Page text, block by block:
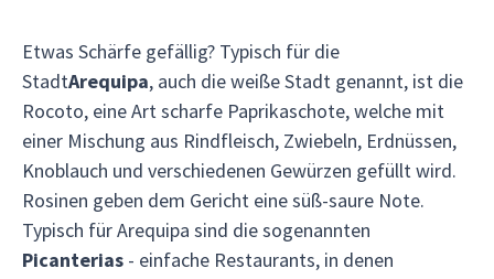
Etwas Schärfe gefällig? Typisch für die
StadtArequipa, auch die weiße Stadt genannt, ist die
Rocoto, eine Art scharfe Paprikaschote, welche mit
einer Mischung aus Rindfleisch, Zwiebeln, Erdnüssen,
Knoblauch und verschiedenen Gewürzen gefüllt wird.
Rosinen geben dem Gericht eine süß-saure Note.
Typisch für Arequipa sind die sogenannten
Picanterias - einfache Restaurants, in denen